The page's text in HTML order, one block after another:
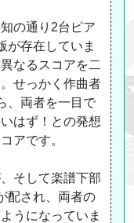
の通り2台ピア
が存在していま
なるスコアを二
せっかく作曲者
、両者を一目で
はず！との発想
アです。
そして楽譜下部
配され、両者の
うになっていま